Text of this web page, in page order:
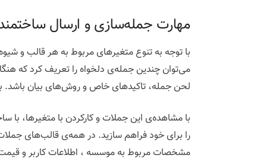
مهارت جمله‌سازی و ارسال ساختمند
با توجه به تنوع متغیرهای مربوط به هر قالب و
می‌توان چندین جمله‌ی دلخواه را تعریف کرد که
لحن جمله، تاکیدهای خاص و روش‌های بیان
با مشاهده‌ی این جملات و کارکردن با متغیرها، با
را برای خود فراهم سازید. در همه‌ی قالب‌های
مشخصات مربوط به موسسه ، اطلاعات کاربر و